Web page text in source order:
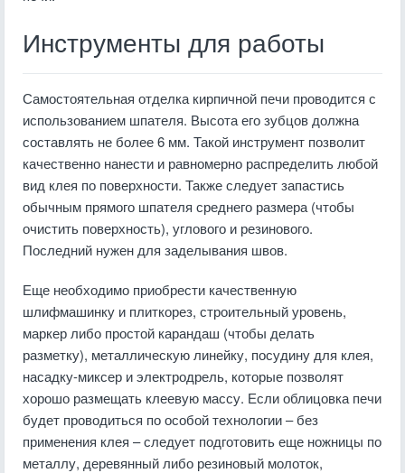
Инструменты для работы
Самостоятельная отделка кирпичной печи проводится с
использованием шпателя. Высота его зубцов должна
составлять не более 6 мм. Такой инструмент позволит
качественно нанести и равномерно распределить любой
вид клея по поверхности. Также следует запастись
обычным прямого шпателя среднего размера (чтобы
очистить поверхность), углового и резинового.
Последний нужен для заделывания швов.
Еще необходимо приобрести качественную
шлифмашинку и плиткорез, строительный уровень,
маркер либо простой карандаш (чтобы делать
разметку), металлическую линейку, посудину для клея,
насадку-миксер и электродрель, которые позволят
хорошо размещать клеевую массу. Если облицовка печи
будет проводиться по особой технологии – без
применения клея – следует подготовить еще ножницы по
металлу, деревянный либо резиновый молоток,